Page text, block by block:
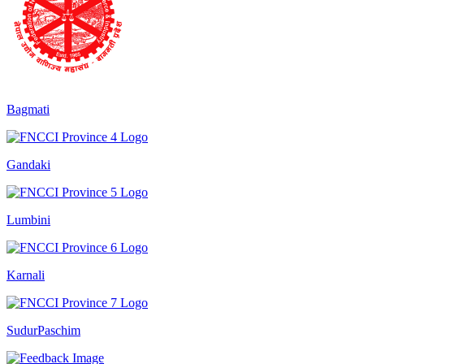
Bagmati
Gandaki
Lumbini
Karnali
SudurPaschim